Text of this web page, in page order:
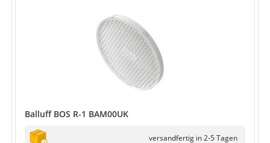
Balluff BOS R-1 BAM00UK
versandfertig in 2-5 Tagen